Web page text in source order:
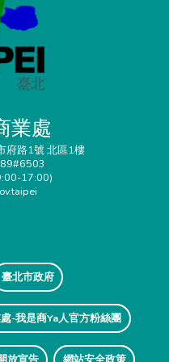
業處
府路1號 北區1樓
17:00)
臺北市政府
-我是商Ya人官方粉絲團